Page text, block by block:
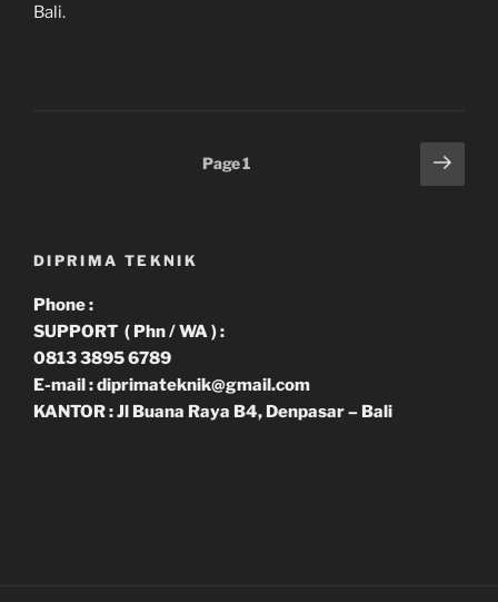
Bali.
Page1
Next
page
DIPRIMA TEKNIK
Phone :
SUPPORT ( Phn / WA ) :
0813 3895 6789
E-mail : diprimateknik@gmail.com
KANTOR : Jl Buana Raya B4, Denpasar – Bali